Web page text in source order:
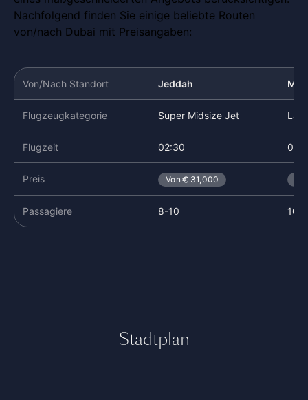
Nachfolgend finden Sie einige beliebte Routen
von/nach Dubai mit Preisangaben:
Von/Nach Standort Jeddah
Flugzeugkategorie Super Midsize Jet
Flugzeit 02:30
Preis Von 31,000
Passagiere 8-10 10-
Stadtplan